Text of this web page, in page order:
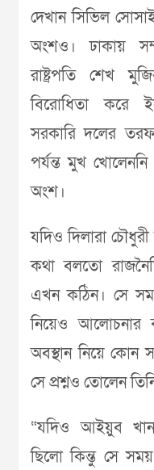
দেখান সিভিল
অংশও। ঢাকায়
রাষ্ট্রপতি শেখ
বিরোধিতা করে
সরকারি দলের
পর্যন্ত মুখ
অংশ।
যদিও দিলারা
কথা বলতো
এখন কঠিন। সে
নিয়েও
অবস্থান নিয়ে কোন
সে প্রশ্নও তোলেন
“যদিও আইয়ুব
ছিলো কিন্তু সে